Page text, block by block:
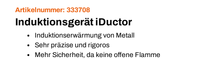
Artikelnummer: 333708
Induktionsgerät iDuctor
Induktionserwärmung von Metall
Sehr präzise und rigoros
Mehr Sicherheit, da keine offene Flamme